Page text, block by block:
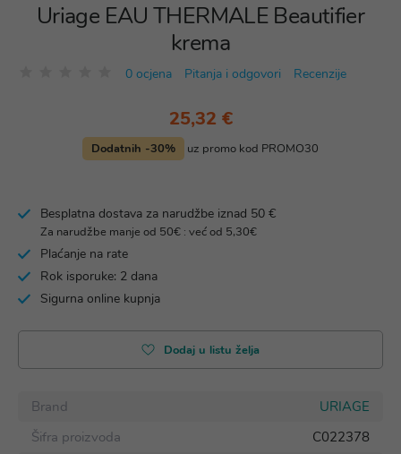
Uriage EAU THERMALE Beautifier
krema
0 ocjena Pitanja i odgovori Recenzije
25,32 €
Dodatnih -30% uz promo kod PROMO30
Besplatna dostava za narudžbe iznad 50 €
Za narudžbe manje od 50€ : već od 5,30€
Plaćanje na rate
Rok isporuke: 2 dana
Sigurna online kupnja
Dodaj u listu želja
Brand
URIAGE
Šifra proizvoda
C022378